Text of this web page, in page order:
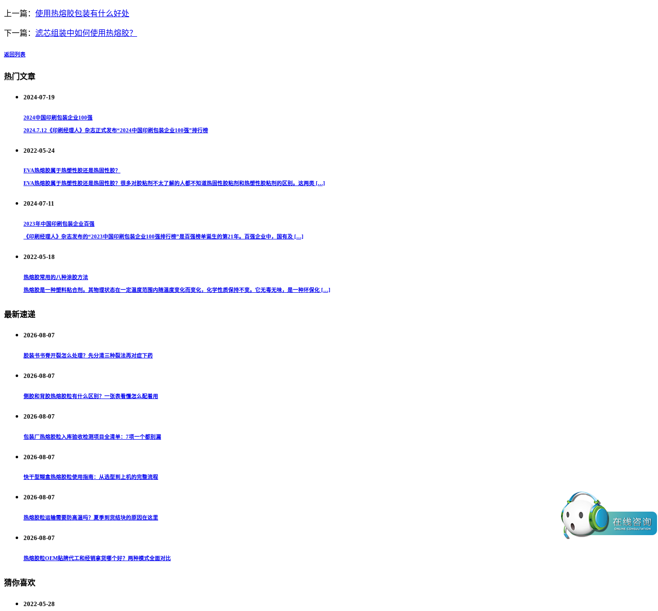
上一篇： 使用热熔胶包装有什么好处
下一篇： 滤芯组装中如何使用热熔胶？
返回列表
热门文章
2024-07-19
2024中国印刷包装企业100强
2024.7.12《印刷经理人》杂志正式发布“2024中国印刷包装企业100强”排行榜
2022-05-24
EVA热熔胶属于热塑性胶还是热固性胶？
EVA热熔胶属于热塑性胶还是热固性胶？很多对胶粘剂不太了解的人都不知道热固性胶粘剂和热塑性胶粘剂的区别。这两类 […]
2024-07-11
2023年中国印刷包装企业百强
《印刷经理人》杂志发布的“2023中国印刷包装企业100强排行榜”是百强榜单诞生的第21年。百强企业中，国有及 […]
2022-05-18
热熔胶常用的八种涂胶方法
热熔胶是一种塑料粘合剂。其物理状态在一定温度范围内随温度变化而变化，化学性质保持不变。它无毒无味，是一种环保化 […]
最新速递
2026-08-07
胶装书书脊开裂怎么处理？先分清三种裂法再对症下药
2026-08-07
侧胶和背胶热熔胶粒有什么区别？一张表看懂怎么配着用
2026-08-07
包装厂热熔胶粒入库验收检测项目全清单：7项一个都别漏
2026-08-07
快干型糊盒热熔胶粒使用指南：从选型到上机的完整流程
2026-08-07
热熔胶粒运输需要防高温吗？夏季到货结块的原因在这里
2026-08-07
热熔胶粒OEM贴牌代工和经销拿货哪个好？两种模式全面对比
猜你喜欢
2022-05-28